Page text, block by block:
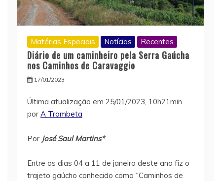
Matérias Especiais Notícias Recentes
Diário de um caminheiro pela Serra Gaúcha
nos Caminhos de Caravaggio
17/01/2023
Última atualização em 25/01/2023, 10h21min
por A Trombeta
Por José Saul Martins*
Entre os dias 04 a 11 de janeiro deste ano fiz o
trajeto gaúcho conhecido como “Caminhos de